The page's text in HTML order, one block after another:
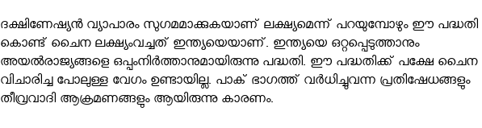
ദക്ഷിണേഷ്യന്‍ വ്യാപാരം സുഗമമാക്കുകയാണ് ലക്ഷ്യമെന്ന് പറയുമ്പോഴും ഈ പദ്ധതി
കൊണ്ട് ചൈന ലക്ഷ്യംവച്ചത് ഇന്ത്യയെയാണ്. ഇന്ത്യയെ ഒറ്റപ്പെടുത്താനും
അയല്‍രാജ്യങ്ങളെ ഒപ്പംനിര്‍ത്താനുമായിരുന്നു പദ്ധതി. ഈ പദ്ധതിക്ക് പക്ഷേ ചൈന
വിചാരിച്ച പോലുള്ള വേഗം ഉണ്ടായില്ല. പാക് ഭാഗത്ത് വര്‍ധിച്ചുവന്ന പ്രതിഷേധങ്ങളും
തീവ്രവാദി ആക്രമണങ്ങളും ആയിരുന്നു കാരണം.